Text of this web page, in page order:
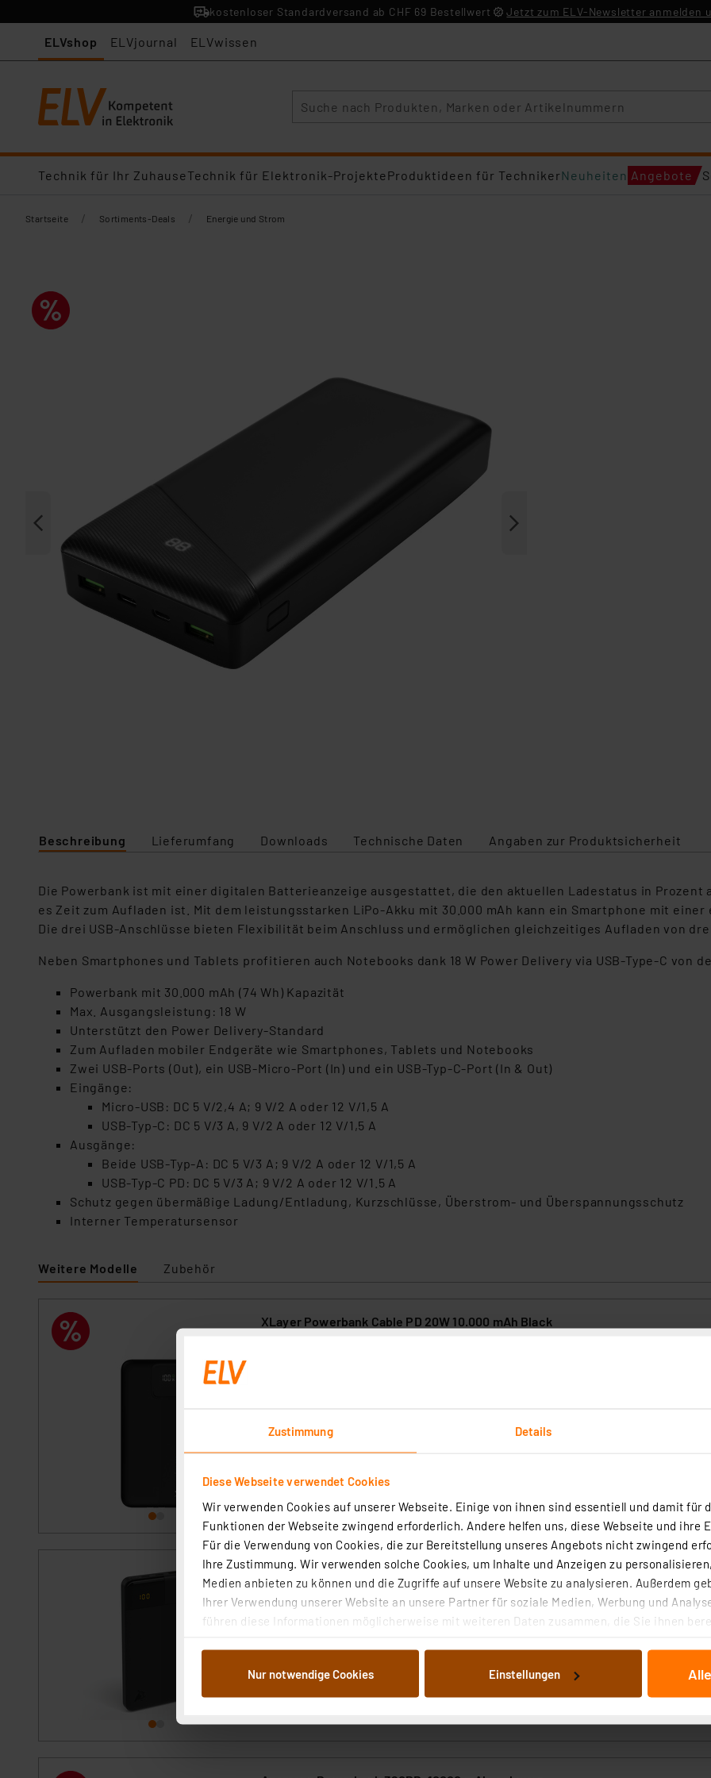
Zustimmung Details
Diese Webseite verwendet Cookies
Wir verwenden Cookies auf unserer Webseite. Einige von ihnen sind essentiell und damit für
Funktionen der Webseite zwingend erforderlich. Andere helfen uns, diese Webseite und ihre
Für die Verwendung von Cookies, die zur Bereitstellung unseres Angebots nicht zwingend
Ihre Zustimmung. Wir verwenden solche Cookies, um Inhalte und Anzeigen zu
Medien anbieten zu können und die Zugriffe auf unsere Website zu analysieren. Außerdem
Ihrer Verwendung unserer Website an unsere Partner für soziale Medien, Werbung und
führen diese Informationen möglicherweise mit weiteren Daten zusammen, die Sie ihnen
Weiterverarbeitung für die nachfolgend dargestellten bzw. die von Ihnen ausgewählten
Abs.1a DSG-VO) zu. Eine detaillierte Auflistung der einzelnen Cookies nach Zweck und
Nur notwendige Cookies Einstellungen
kostenloser Standardversand ab CHF 69 Bestellwert Jetzt zum ELV-Newsletter anmelden
ELVshop ELVjournal ELVwissen
Technik für Ihr ZuhauseTechnik für Elektronik-ProjekteProduktideen für TechnikerNeuheiten Angebote
Startseite / Sortiments-Deals / Energie und Strom​
Beschreibung Lieferumfang Downloads Technische Daten Angaben zur Produktsicherheit
Die Powerbank ist mit einer digitalen Batterieanzeige ausgestattet, die den aktuellen Ladestatus in Prozent
es Zeit zum Aufladen ist. Mit dem leistungsstarken LiPo-Akku mit 30.000 mAh kann ein Smartphone mit einer
Die drei USB-Anschlüsse bieten Flexibilität beim Anschluss und ermöglichen gleichzeitiges Aufladen von drei
Neben Smartphones und Tablets profitieren auch Notebooks dank 18 W Power Delivery via USB-Type-C von
Powerbank mit 30.000 mAh (74 Wh) Kapazität
Max. Ausgangsleistung: 18 W
Unterstützt den Power Delivery-Standard
Zum Aufladen mobiler Endgeräte wie Smartphones, Tablets und Notebooks
Zwei USB-Ports (Out), ein USB-Micro-Port (In) und ein USB-Typ-C-Port (In & Out)
Eingänge:
Micro-USB: DC 5 V/2,4 A; 9 V/2 A oder 12 V/1,5 A
USB-Typ-C: DC 5 V/3 A, 9 V/2 A oder 12 V/1,5 A
Ausgänge:
Beide USB-Typ-A: DC 5 V/3 A; 9 V/2 A oder 12 V/1,5 A
USB-Typ-C PD: DC 5 V/3 A; 9 V/2 A oder 12 V/1.5 A
Schutz gegen übermäßige Ladung/Entladung, Kurzschlüsse, Überstrom- und Überspannungsschutz
Interner Temperatursensor
Weitere Modelle Zubehör
XLayer Powerbank Cable PD 20W 10.000 mAh Black
Aqiila Powerbird B10 Powerbank, 20 W, 10.000 mAh, Schwarz